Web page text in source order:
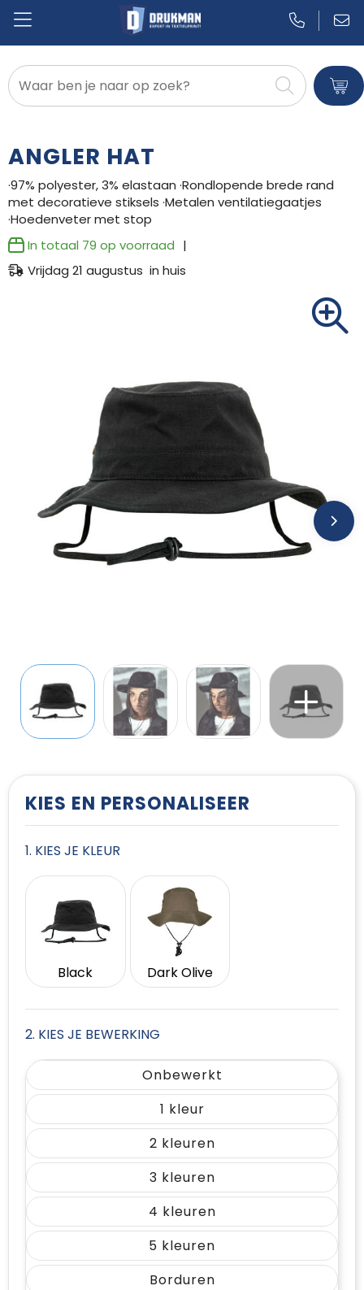
Badtextiel en Douche
Broeken en Rokken
Caps, Hoeden en Mutsen
Dekens, Fleecedekens en Kussens
Kledingaccessoires
Ondergoed, Sokken en Nachtkleding
Overhemden
Peuters en Baby's
Sweaters
T-Shirts
ANGLER HAT
·97% polyester, 3% elastaan ·Rondlopende brede rand
met decoratieve stiksels ·Metalen ventilatiegaatjes
·Hoedenveter met stop
In totaal 79 op voorraad
Vrijdag 21 augustus in huis
KIES EN PERSONALISEER
1. KIES JE KLEUR
Black Dark Olive
2. KIES JE BEWERKING
Onbewerkt
1
2
3
4
5
Borduren